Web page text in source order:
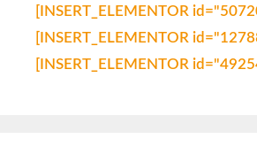
[INSERT_ELEMENTOR
[INSERT_ELEMENTOR
[INSERT_ELEMENTOR